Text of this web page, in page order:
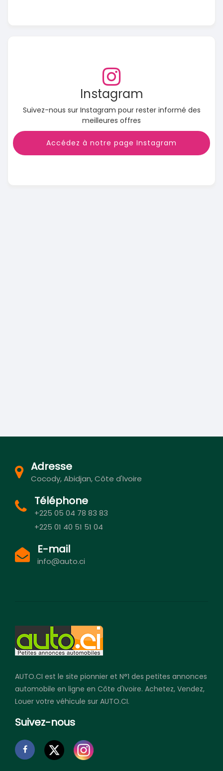
Instagram
Suivez-nous sur Instagram pour rester informé des
meilleures offres
Accédez à notre page Instagram
Adresse
Cocody, Abidjan, Côte d'Ivoire
Téléphone
+225 05 04 78 83 83
+225 01 40 51 51 04
E-mail
info@auto.ci
AUTO.CI est le site pionnier et N°1 des petites annonces
automobile en ligne en Côte d'Ivoire. Achetez, Vendez,
Louer votre véhicule sur AUTO.CI.
Suivez-nous